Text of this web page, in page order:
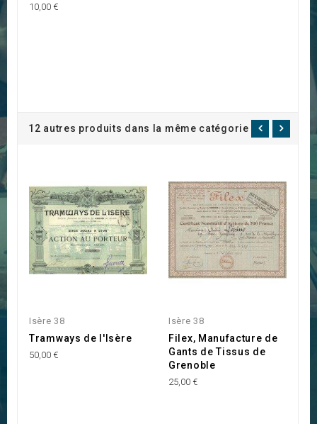
10,00 €
12 autres produits dans la même catégorie :
Isère 38
Tramways de l'Isère
50,00 €
Isère 38
Filex, Manufacture de
Gants de Tissus de
Grenoble
25,00 €